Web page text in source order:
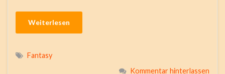
Weiterlesen
Fantasy
Kommentar hinterlassen